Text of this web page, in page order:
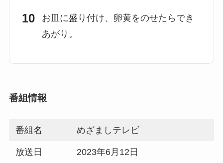
お皿に盛り付け、卵黄をのせたらでき
あがり。
番組情報
番組名 めざましテレビ
放送日 2023年6月12日